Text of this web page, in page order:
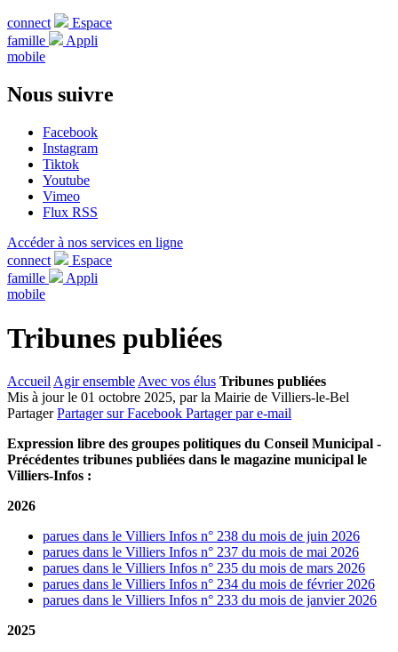
connect
Espace
famille
Appli
mobile
Nous suivre
Facebook
Instagram
Tiktok
Youtube
Vimeo
Flux RSS
Accéder à nos services en ligne
connect
Espace
famille
Appli
mobile
Tribunes publiées
Accueil Agir ensemble Avec vos élus Tribunes publiées
Mis à jour le 01 octobre 2025, par la Mairie de Villiers-le-Bel
Partager Partager sur Facebook Partager par e-mail
Expression libre des groupes politiques du Conseil Municipal -
Précédentes tribunes publiées dans le magazine municipal le
Villiers-Infos :
2026
parues dans le Villiers Infos n° 238 du mois de juin 2026
parues dans le Villiers Infos n° 237 du mois de mai 2026
parues dans le Villiers Infos n° 235 du mois de mars 2026
parues dans le Villiers Infos n° 234 du mois de février 2026
parues dans le Villiers Infos n° 233 du mois de janvier 2026
2025